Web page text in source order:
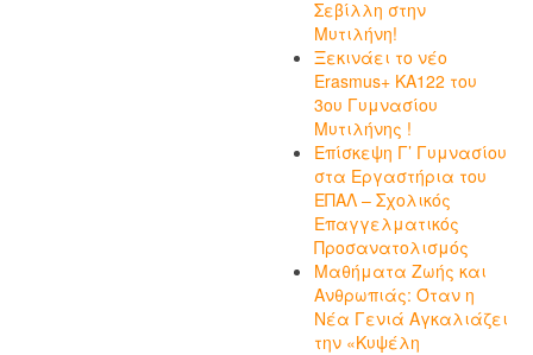
Σεβίλλη στην
Μυτιλήνη!
Ξεκινάει το νέο
Erasmus+ KA122 του
3ου Γυμνασίου
Μυτιλήνης !
Επίσκεψη Γ’ Γυμνασίου
στα Εργαστήρια του
ΕΠΑΛ – Σχολικός
Επαγγελματικός
Προσανατολισμός
Μαθήματα Ζωής και
Ανθρωπιάς: Όταν η
Νέα Γενιά Αγκαλιάζει
την «Κυψέλη